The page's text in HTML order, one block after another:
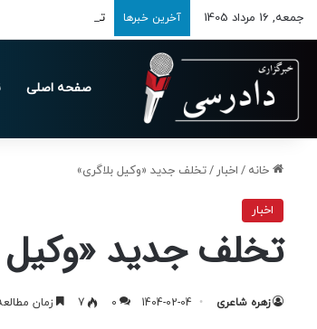
جمعه, 16 مرداد 1405 آخرین خبرها تمدید مهلت ارسال
صفحه اصلی
خانه / اخبار /تخلف جدید «وکیل بلاگری»
اخبار
تخلف جدید «وکیل
زهره شاعری 1404-02-04
0
7 زمان